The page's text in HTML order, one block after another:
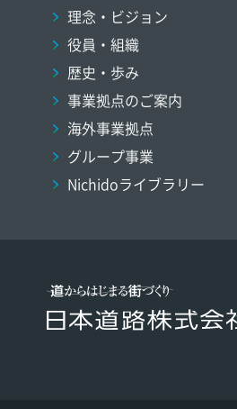
理念・ビジョン
役員・組織
歴史・歩み
事業拠点のご案内
海外事業拠点
グループ事業
Nichidoライブラリー